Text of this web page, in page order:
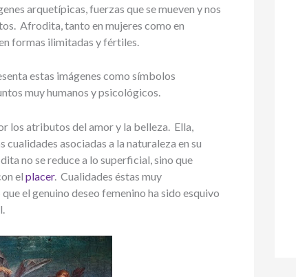
arquetípicas, fuerzas que se mueven y nos
Afrodita, tanto en mujeres como en
formas ilimitadas y fértiles.
estas imágenes como símbolos
muy humanos y psicológicos.
los atributos del amor y la belleza. Ella,
asociadas a la naturaleza en su
no se reduce a lo superficial, sino que
el placer. Cualidades éstas muy
el genuino deseo femenino ha sido esquivo